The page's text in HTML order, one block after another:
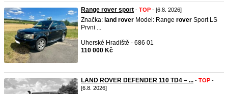
Range rover sport - TOP - [6.8. 2026]
Značka: land rover Model: Range rover Sport LS
Prvni ...
Uherské Hradiště - 686 01
110 000 Kč
LAND ROVER DEFENDER 110 TD4 – ... - TOP -
[6.8. 2026]